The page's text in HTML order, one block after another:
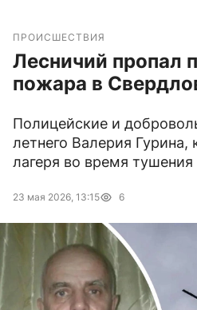
ПРОИСШЕСТВИЯ
Лесничий пропал
пожара в
Полицейские и
летнего Валерия Гурина,
лагеря во время
23 мая 2026, 13:15 6